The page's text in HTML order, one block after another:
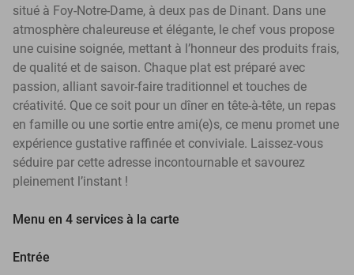
situé à Foy-Notre-Dame, à deux pas de Dinant. Dans une
atmosphère chaleureuse et élégante, le chef vous propose
une cuisine soignée, mettant à l’honneur des produits frais,
de qualité et de saison. Chaque plat est préparé avec
passion, alliant savoir-faire traditionnel et touches de
créativité. Que ce soit pour un dîner en tête-à-tête, un repas
en famille ou une sortie entre ami(e)s, ce menu promet une
expérience gustative raffinée et conviviale. Laissez-vous
séduire par cette adresse incontournable et savourez
pleinement l’instant !
Menu en 4 services à la carte
Entrée